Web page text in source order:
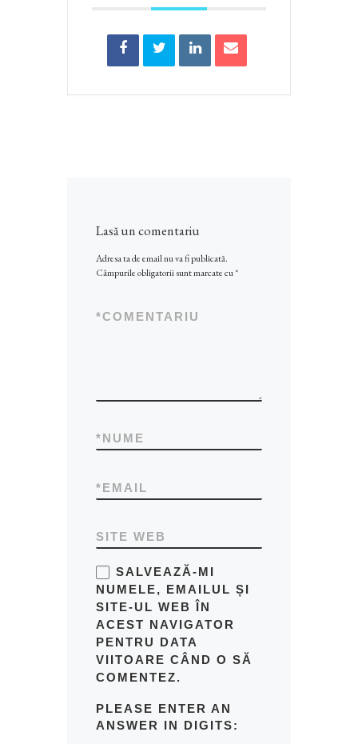
Lasă un comentariu
Adresa ta de email nu va fi publicată.
Câmpurile obligatorii sunt marcate cu*
COMENTARIU
*
NUME
*
EMAIL
*
SITE WEB
SALVEAZĂ-MI
NUMELE, EMAILUL ȘI
SITE-UL WEB ÎN
ACEST NAVIGATOR
PENTRU DATA
VIITOARE CÂND O SĂ
COMENTEZ.
PLEASE ENTER AN
ANSWER IN DIGITS: